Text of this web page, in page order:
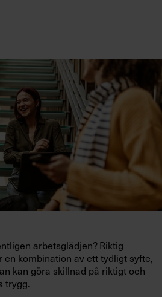
arbetsglädjen? Riktig
kombination av ett tydligt syfte,
kan göra skillnad på riktigt och
trygg.